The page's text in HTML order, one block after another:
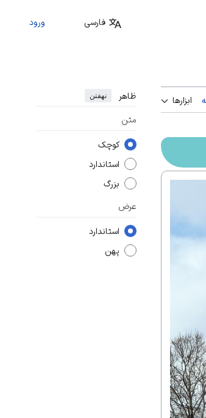
فارسی ورود
ابزارها ظاهر نهفتن
متن
کوچک
استاندارد
بزرگ
عرض
استاندارد
پهن